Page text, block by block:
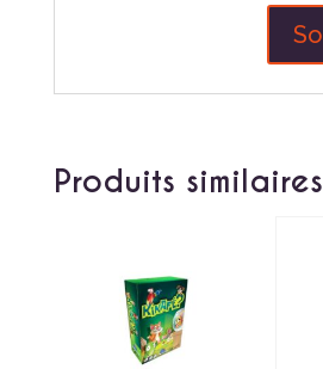
Produits similaires